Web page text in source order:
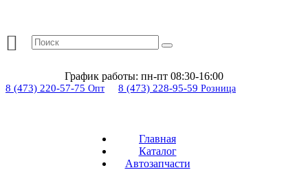
График работы: пн-пт 08:30-16:00
8 (473) 220-57-75 Опт 8 (473) 228-95-59 Розница
Главная
Каталог
Автозапчасти